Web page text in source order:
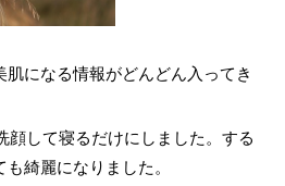
肌になる情報がどんどん入ってき
顔して寝るだけにしました。する
綺麗になりました。